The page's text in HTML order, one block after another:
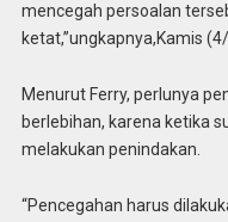
mencegah persoalan
ketat,”ungkapnya,Kamis
Menurut Ferry, perlunya
berlebihan, karena ketika
melakukan penindakan.
“Pencegahan harus